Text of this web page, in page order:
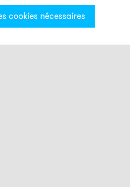
& Filter
cookies nécessaires